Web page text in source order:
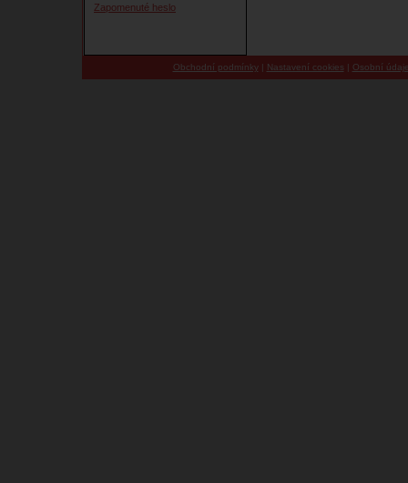
Zapomenuté heslo
Obchodní podmínky| Nastavení cookies | Osobní